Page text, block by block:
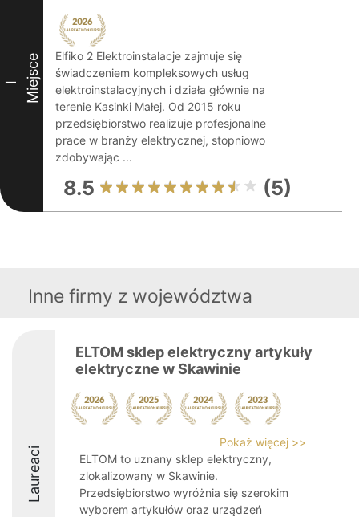
I Miejsce
Elfiko 2 Elektroinstalacje zajmuje się
świadczeniem kompleksowych usług
elektroinstalacyjnych i działa głównie na
terenie Kasinki Małej. Od 2015 roku
przedsiębiorstwo realizuje profesjonalne
prace w branży elektrycznej, stopniowo
zdobywając ...
8.5 (5)
Inne firmy z województwa
Laureaci
ELTOM sklep elektryczny artykuły
elektryczne w Skawinie
Pokaż więcej >>
ELTOM to uznany sklep elektryczny,
zlokalizowany w Skawinie.
Przedsiębiorstwo wyróżnia się szerokim
wyborem artykułów oraz urządzeń